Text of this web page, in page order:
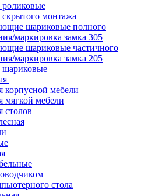
монтажа
шариковые полного
маркировка замка 305
шариковые частичного
маркировка замка 205
корпусной мебели
мягкой мебели
столов
стола